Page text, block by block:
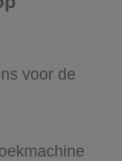
voor de